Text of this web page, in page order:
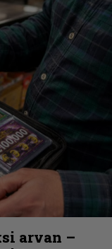
arvan –